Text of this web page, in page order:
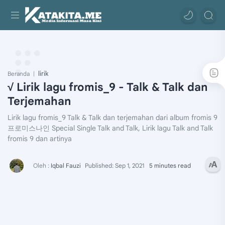
Beranda lirik
√ Lirik lagu fromis_9 - Talk & Talk dan
Terjemahan
Lirik lagu fromis_9 Talk & Talk dan terjemahan dari album fromis 9
프로미스나인 Special Single Talk and Talk, Lirik lagu Talk and Talk
fromis 9 dan artinya
5 minutes read